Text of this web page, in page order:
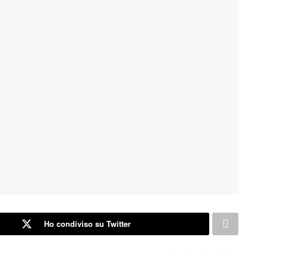
Ho condiviso su Twitter